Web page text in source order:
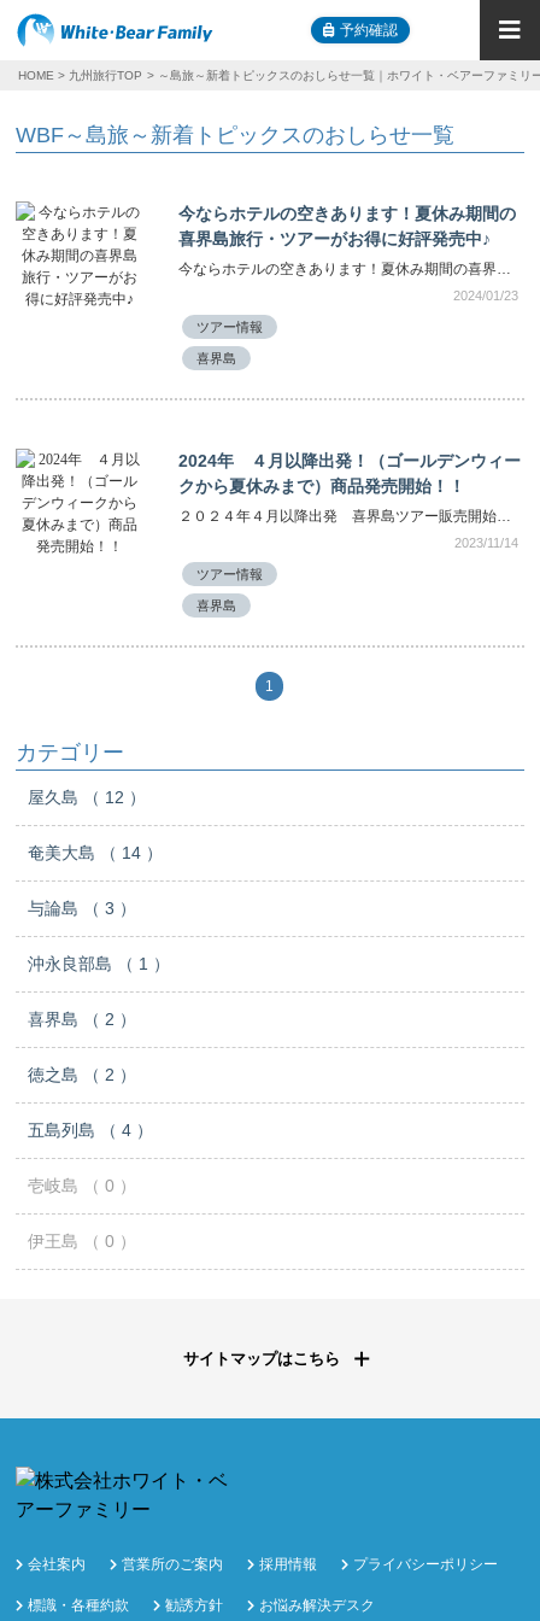
予約確認
月～金曜日 10:00～17:00
土・日・祝日 休業
HOME 九州旅行TOP ～島旅～新着トピックスのおしらせ一覧｜ホワイト・ベアーファミリ
WBF～島旅～新着トピックスのおしらせ一覧
今ならホテルの空きあります！夏休み期間の
喜界島旅行・ツアーがお得に好評発売中♪
今ならホテルの空きあります！夏休み期間の喜界島旅行・ツアーがお得に好評発売中♪
2024/01/23
ツアー情報
喜界島
2024年 ４月以降出発！（ゴールデンウィー
クから夏休みまで）商品発売開始！！
２０２４年４月以降出発 喜界島ツアー販売開始！！
2023/11/14
ツアー情報
喜界島
1
カテゴリー
屋久島 （ 12 ）
奄美大島 （ 14 ）
与論島 （ 3 ）
沖永良部島 （ 1 ）
喜界島 （ 2 ）
徳之島 （ 2 ）
五島列島 （ 4 ）
壱岐島 （ 0 ）
伊王島 （ 0 ）
サイトマップはこちら
会社案内 営業所のご案内 採用情報 プライバシーポリシー
標識・各種約款 勧誘方針 お悩み解決デスク